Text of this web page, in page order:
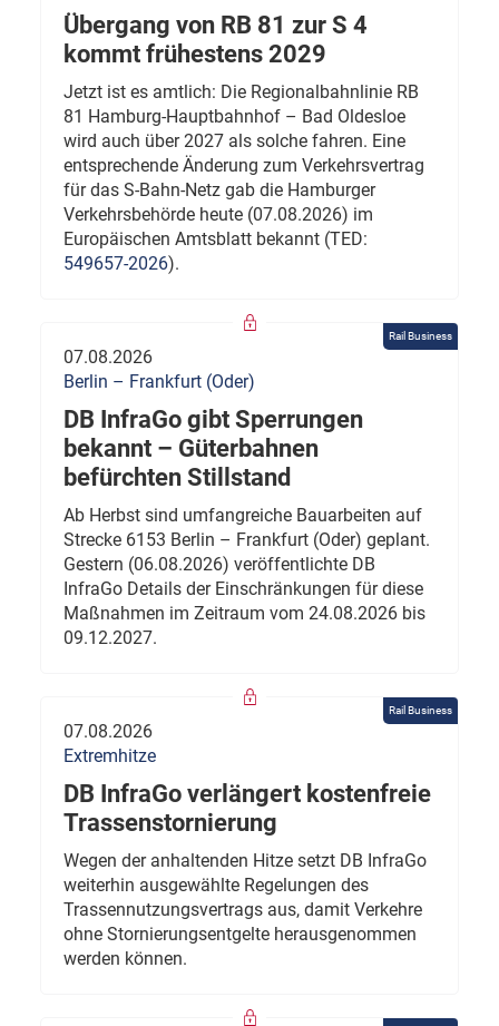
Übergang von RB 81 zur S 4
kommt frühestens 2029
Jetzt ist es amtlich: Die Regionalbahnlinie RB
81 Hamburg-Hauptbahnhof – Bad Oldesloe
wird auch über 2027 als solche fahren. Eine
entsprechende Änderung zum Verkehrsvertrag
für das S-Bahn-Netz gab die Hamburger
Verkehrsbehörde heute (07.08.2026) im
Europäischen Amtsblatt bekannt (TED:
549657-2026).
Rail Business
07.08.2026
Berlin – Frankfurt (Oder)
DB InfraGo gibt Sperrungen
bekannt – Güterbahnen
befürchten Stillstand
Ab Herbst sind umfangreiche Bauarbeiten auf
Strecke 6153 Berlin – Frankfurt (Oder) geplant.
Gestern (06.08.2026) veröffentlichte DB
InfraGo Details der Einschränkungen für diese
Maßnahmen im Zeitraum vom 24.08.2026 bis
09.12.2027.
Rail Business
07.08.2026
Extremhitze
DB InfraGo verlängert kostenfreie
Trassenstornierung
Wegen der anhaltenden Hitze setzt DB InfraGo
weiterhin ausgewählte Regelungen des
Trassennutzungsvertrags aus, damit Verkehre
ohne Stornierungsentgelte herausgenommen
werden können.